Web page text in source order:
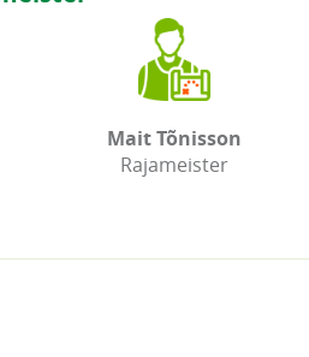
Mait Tõnisson
Rajameister